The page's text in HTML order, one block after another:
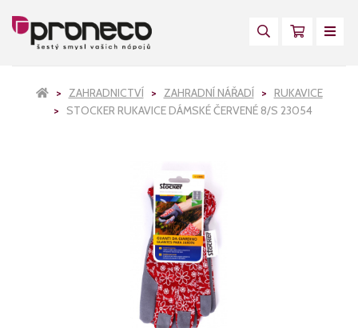
ZAHRADNICTVÍ ZAHRADNÍ NÁŘADÍ
RUKAVICE
STOCKER RUKAVICE DÁMSKÉ ČERVENÉ 8/S 23054